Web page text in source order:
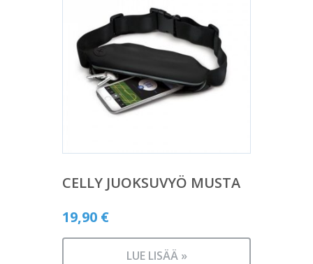
CELLY JUOKSUVYÖ MUSTA
19,90 €
LUE LISÄÄ »